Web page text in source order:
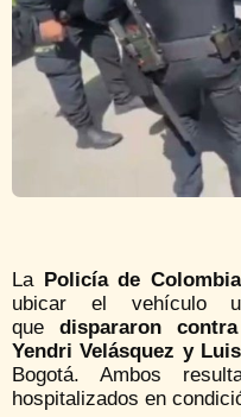
La Policía de Colombia
ubicar el vehículo
que dispararon
Yendri Velásquez y
Bogotá. Ambos
hospitalizados en